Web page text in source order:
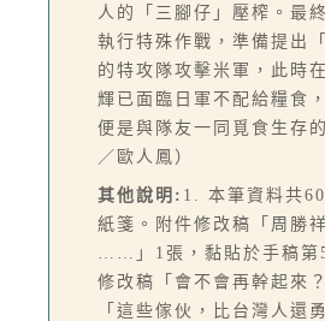
人的「三腳仔」壓榨。最
執行特殊作戰，準備提出
的特攻隊攻擊米軍，此時
輝已面臨日軍不配給糧食
便是與隊友一同覓食生存
／歐人鳳）
其他說明: 1. 本筆資料共
紙箋。附件修改稿「周勝
……」1張，黏貼於手稿第
修改稿「會不會再幹起來
「這些傢伙，比台灣人